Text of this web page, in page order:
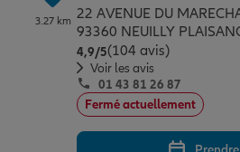
3.27 km 22 AVENUE DU
93360 NEUILLY
4,9/5Note de 4.9 sur 5
(104 avis)
Voir les avis
01 43 81 26 87
Fermé actuellement